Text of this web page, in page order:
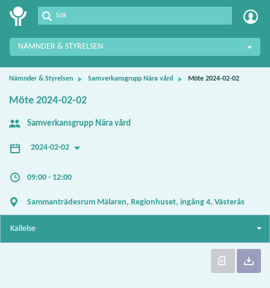
Meetings+
NÄMNDER & STYRELSEN
Nämnder & Styrelsen Samverkansgrupp Nära vård Möte 2024-02-02
Möte 2024-02-02
Samverkansgrupp Nära vård
2024-02-02
09:00 - 12:00
Sammanträdesrum Mälaren, Regionhuset, ingång 4, Västerås
Kallelse